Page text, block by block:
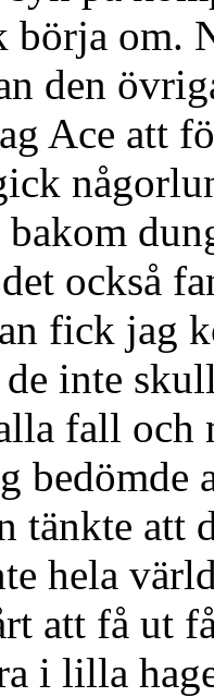
om.
den
Ace att
också
fick jag
inte
fall
bedömde
tänkte att
hela
att få ut
i lilla